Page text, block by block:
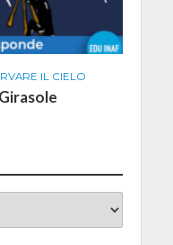
IL CIELO